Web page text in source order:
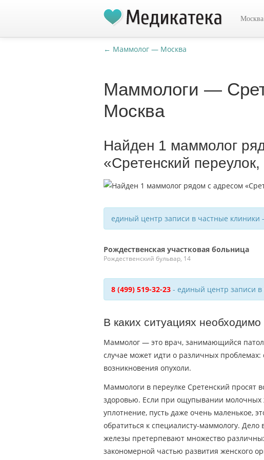
Москва
← Маммолог — Москва
Маммологи —
Москва
Найден 1 маммолог
«Сретенский
единый центр записи в частные клиники -
Рождественская участковая больница
Рождественский бульвар, 14
8 (499) 519-32-23 - единый центр записи
В каких ситуациях
Маммолог — это врач, занимающийся
случае может идти о различных
возникновения опухоли.
Маммологи в переулке Сретенский просят
здоровью. Если при ощупывании молочных
уплотнение, пусть даже очень маленькое,
обратиться к специалисту-маммологу.
железы претерпевают множество
закономерной частью развития женского